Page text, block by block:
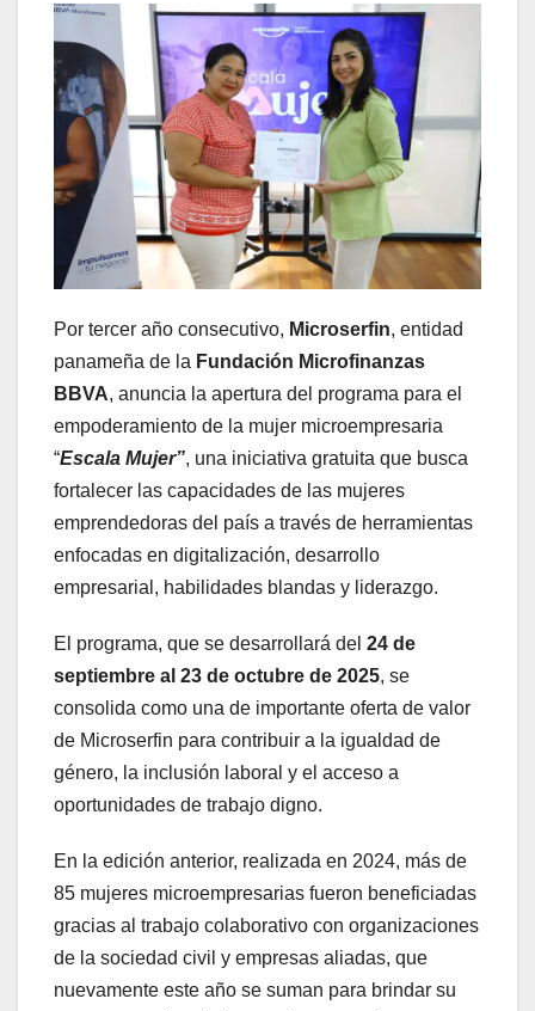
Por tercer año consecutivo, Microserfin, entidad
panameña de la Fundación Microfinanzas
BBVA, anuncia la apertura del programa para el
empoderamiento de la mujer microempresaria
“Escala Mujer”, una iniciativa gratuita que busca
fortalecer las capacidades de las mujeres
emprendedoras del país a través de herramientas
enfocadas en digitalización, desarrollo
empresarial, habilidades blandas y liderazgo.
El programa, que se desarrollará del 24 de
septiembre al 23 de octubre de 2025, se
consolida como una de importante oferta de valor
de Microserfin para contribuir a la igualdad de
género, la inclusión laboral y el acceso a
oportunidades de trabajo digno.
En la edición anterior, realizada en 2024, más de
85 mujeres microempresarias fueron beneficiadas
gracias al trabajo colaborativo con organizaciones
de la sociedad civil y empresas aliadas, que
nuevamente este año se suman para brindar su